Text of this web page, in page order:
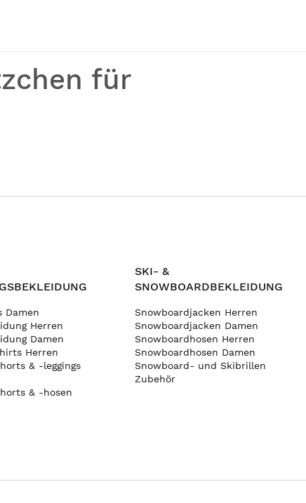
für
die Details wie Verstärkungen an stark
zu erhöhen. Einige Modelle verfügen über
und zusätzliche Lagen in kritischen
praktisch, sondern auch in einer Vielzahl von
persönlichen Stil zum Ausdruck bringen
Damen
Herren
Damen
Herren
& -leggings
& -hosen
SKI- &
SNOWBOARDBEKLEIDUNG
Snowboardjacken Herren
Snowboardjacken Damen
Snowboardhosen Herren
Snowboardhosen Damen
Snowboard- und Skibrillen
Zubehör